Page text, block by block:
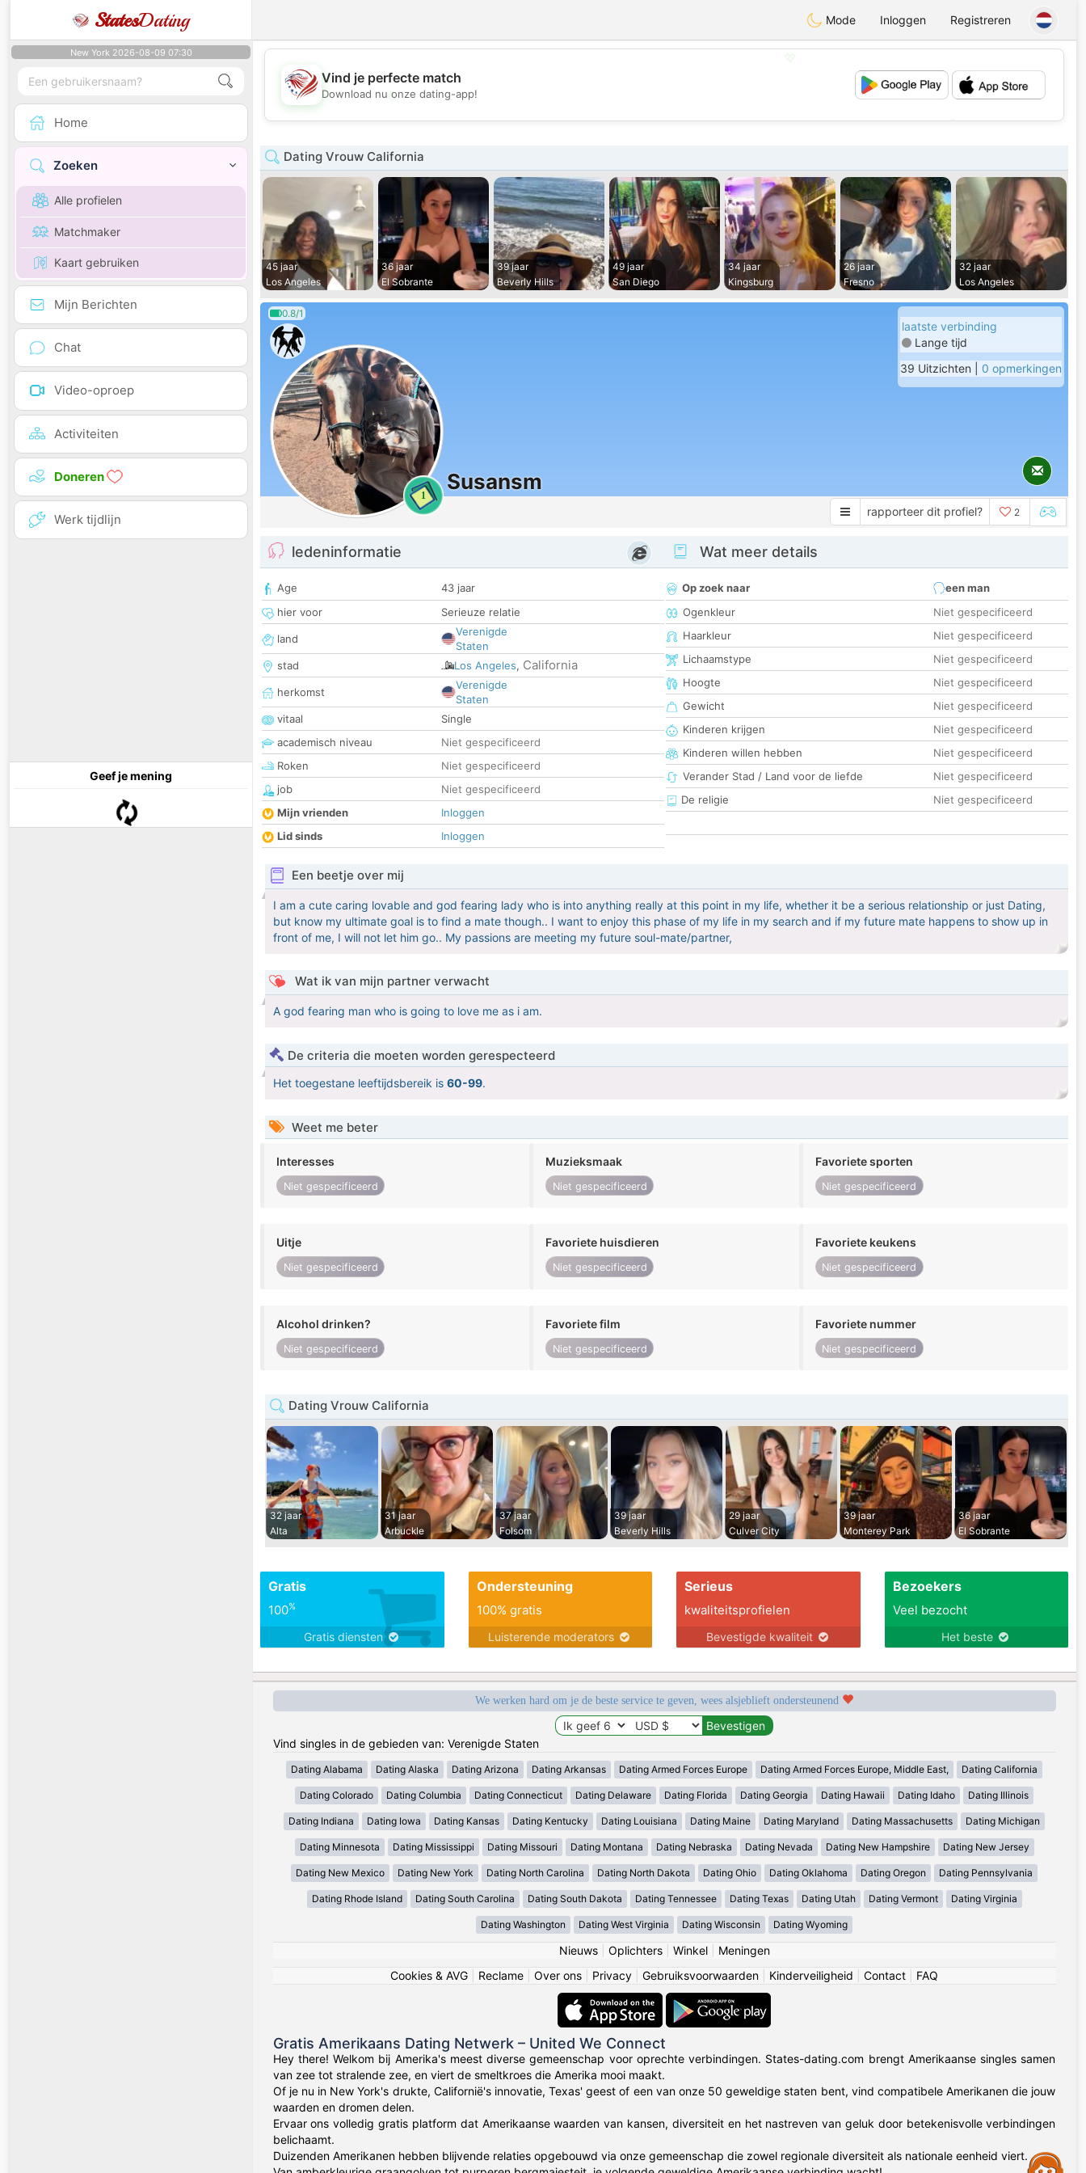
StatesDating Mode Inloggen Registreren
New York 2026-08-09 07:30
Home
Zoeken
Alle profielen
Matchmaker
Kaart gebruiken
Mijn Berichten
Chat
Video-oproep
Activiteiten
Doneren
Werk tijdlijn
Geef je mening
💕
Vind je perfecte match
Download nu onze dating-app!
Dating Vrouw California
45 jaar
Los Angeles
36 jaar
El Sobrante
39 jaar
Beverly Hills
49 jaar
San Diego
34 jaar
Kingsburg
26 jaar
Fresno
32 jaar
Los Angeles
0.8/1
1
Susansm
laatste verbinding
Lange tijd
39 Uitzichten | 0 opmerkingen
rapporteer dit profiel? 2
ledeninformatie
Age
43 jaar
hier voor
Serieuze relatie
land
Verenigde
Staten
stad
Los Angeles, California
herkomst
Verenigde
Staten
vitaal
Single
academisch niveau
Niet gespecificeerd
Roken
Niet gespecificeerd
job
Niet gespecificeerd
Mijn vrienden
Inloggen
Lid sinds
Inloggen
Wat meer details
Op zoek naar
een man
Ogenkleur
Niet gespecificeerd
Haarkleur
Niet gespecificeerd
Lichaamstype
Niet gespecificeerd
Hoogte
Niet gespecificeerd
Gewicht
Niet gespecificeerd
Kinderen krijgen
Niet gespecificeerd
Kinderen willen hebben
Niet gespecificeerd
Verander Stad / Land voor de liefde
Niet gespecificeerd
De religie
Niet gespecificeerd
Een beetje over mij
I am a cute caring lovable and god fearing lady who is into anything really at this point in my life, whether it be a serious relationship or just Dating,
but know my ultimate goal is to find a mate though.. I want to enjoy this phase of my life in my search and if my future mate happens to show up in
front of me, I will not let him go.. My passions are meeting my future soul-mate/partner,
Wat ik van mijn partner verwacht
A god fearing man who is going to love me as i am.
De criteria die moeten worden gerespecteerd
Het toegestane leeftijdsbereik is 60-99.
Weet me beter
Interesses
Niet gespecificeerd
Muzieksmaak
Niet gespecificeerd
Favoriete sporten
Niet gespecificeerd
Uitje
Niet gespecificeerd
Favoriete huisdieren
Niet gespecificeerd
Favoriete keukens
Niet gespecificeerd
Alcohol drinken?
Niet gespecificeerd
Favoriete film
Niet gespecificeerd
Favoriete nummer
Niet gespecificeerd
Dating Vrouw California
32 jaar
Alta
31 jaar
Arbuckle
37 jaar
Folsom
39 jaar
Beverly Hills
29 jaar
Culver City
39 jaar
Monterey Park
36 jaar
El Sobrante
Gratis
100%
Gratis diensten
Ondersteuning
100% gratis
Luisterende moderators
Serieus
kwaliteitsprofielen
Bevestigde kwaliteit
Bezoekers
Veel bezocht
Het beste
We werken hard om je de beste service te geven, wees alsjeblieft ondersteunend
Vind singles in de gebieden van: Verenigde Staten
Dating Alabama Dating Alaska Dating Arizona Dating Arkansas Dating Armed Forces Europe Dating Armed Forces Europe, Middle East, Dating California
Dating Colorado Dating Columbia Dating Connecticut Dating Delaware Dating Florida Dating Georgia Dating Hawaii Dating Idaho Dating Illinois
Dating Indiana Dating Iowa Dating Kansas Dating Kentucky Dating Louisiana Dating Maine Dating Maryland Dating Massachusetts Dating Michigan
Dating Minnesota Dating Mississippi Dating Missouri Dating Montana Dating Nebraska Dating Nevada Dating New Hampshire Dating New Jersey
Dating New Mexico Dating New York Dating North Carolina Dating North Dakota Dating Ohio Dating Oklahoma Dating Oregon Dating Pennsylvania
Dating Rhode Island Dating South Carolina Dating South Dakota Dating Tennessee Dating Texas Dating Utah Dating Vermont Dating Virginia
Dating Washington Dating West Virginia Dating Wisconsin Dating Wyoming
Nieuws| Oplichters| Winkel| Meningen
Cookies & AVG
Reclame Over ons Privacy Gebruiksvoorwaarden Kinderveiligheid Contact FAQ
Gratis Amerikaans Dating Netwerk – United We Connect
Hey there! Welkom bij Amerika's meest diverse gemeenschap voor oprechte verbindingen. States-dating.com brengt Amerikaanse singles samen
van zee tot stralende zee, en viert de smeltkroes die Amerika mooi maakt.
Of je nu in New York's drukte, Californië's innovatie, Texas' geest of een van onze 50 geweldige staten bent, vind compatibele Amerikanen die jouw
waarden en dromen delen.
Ervaar ons volledig gratis platform dat Amerikaanse waarden van kansen, diversiteit en het nastreven van geluk door betekenisvolle verbindingen
belichaamt.
Duizenden Amerikanen hebben blijvende relaties opgebouwd via onze gemeenschap die zowel regionale diversiteit als nationale eenheid viert.
Assistance